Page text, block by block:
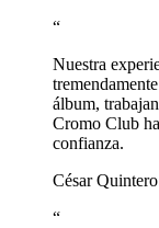
“
Nuestra
álbum,
Cromo Club
confianza.
César
“